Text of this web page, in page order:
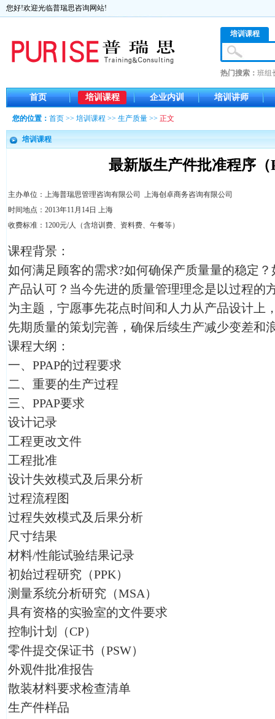
您好!欢迎光临普瑞思咨询网站!
培训课程
热门搜索： 班组
首页 培训课程 企业内训 培训讲师
您的位置： 首页 >> 培训课程 >> 生产质量 >> 正文
培训课程
最新版生产件批准程序（
主办单位：上海普瑞思管理咨询有限公司 上海创卓商务咨询有限公司
时间地点：2013年11月14日 上海
收费标准：1200元/人（含培训费、资料费、午餐等）
课程背景：
如何满足顾客的需求?如何确保产质量量的稳定
产品认可？当今先进的质量管理理念是以过程的
为主题，宁愿事先花点时间和人力从产品设计上
先期质量的策划完善，确保后续生产减少变差和
课程大纲：
一、PPAP的过程要求
二、重要的生产过程
三、PPAP要求
设计记录
工程更改文件
工程批准
设计失效模式及后果分析
过程流程图
过程失效模式及后果分析
尺寸结果
材料/性能试验结果记录
初始过程研究（PPK）
测量系统分析研究（MSA）
具有资格的实验室的文件要求
控制计划（CP）
零件提交保证书（PSW）
外观件批准报告
散装材料要求检查清单
生产件样品